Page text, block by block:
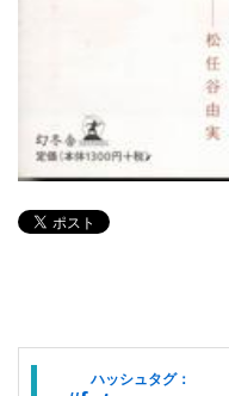
ハッシュタグ：